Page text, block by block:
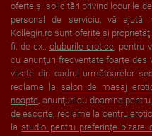
oferte şi solicitări privind locurile
personal de serviciu, vă ajută
Kollegin.ro sunt oferite şi
fi, de ex., cluburile erotice, pentru
cu anunţuri frecventate foarte des
vizate din cadrul următoarelor
reclame la salon de masaj
noapte, anunţuri cu doamne pentru
de escorte, reclame la centru
lastudio pentru preferinţe bizare